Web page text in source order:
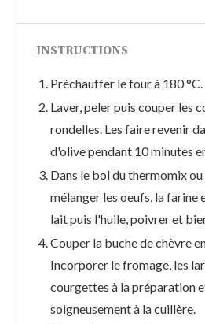
INSTRUCTIONS
Préchauffer le four à 180 °C.
Laver, peler puis couper les
rondelles. Les faire revenir
d'olive pendant 10 minutes
Dans le bol du thermomix ou
mélanger les oeufs, la farine
lait puis l'huile, poivrer et
Couper la buche de chèvre
Incorporer le fromage, les
courgettes à la préparation
soigneusement à la cuillère.